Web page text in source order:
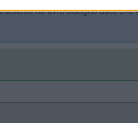
ne avrò bisogno dato